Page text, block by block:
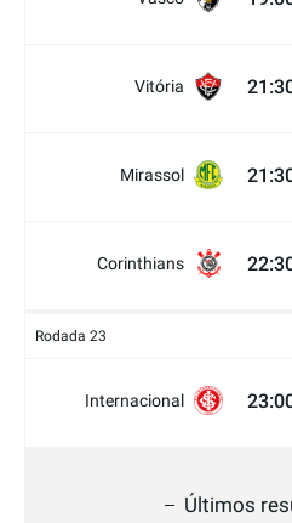
Vitória
Mirassol
Corinthians
Rodada 23
Internacional
Últimos